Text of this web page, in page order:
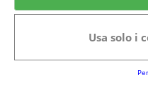
Bellezza
Usa solo i